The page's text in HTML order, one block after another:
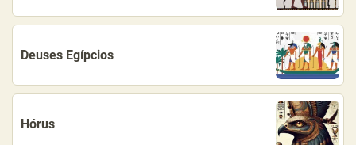
Deuses Egípcios
Hórus